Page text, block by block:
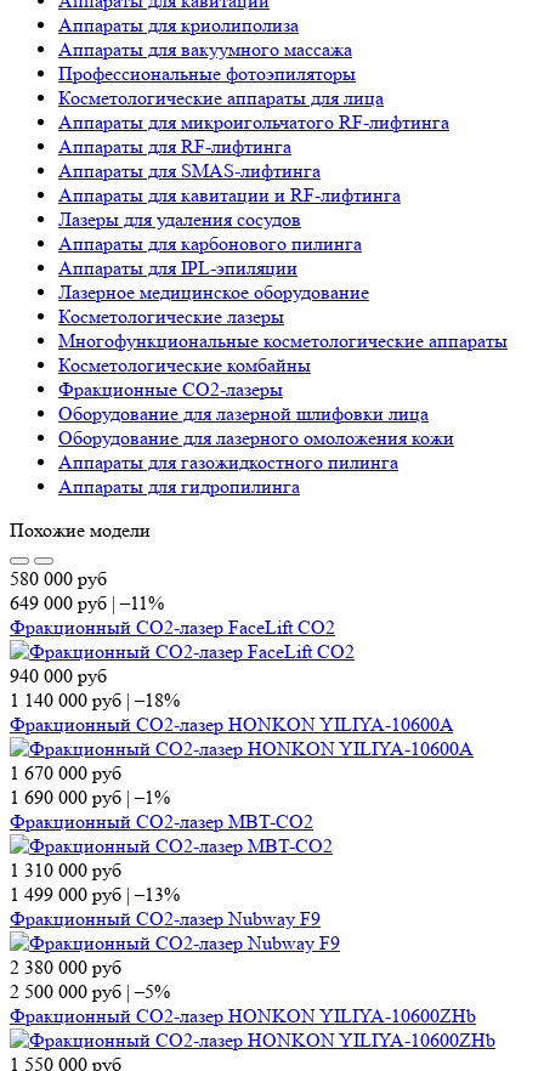
Аппараты для криолиполиза
Аппараты для вакуумного массажа
Профессиональные фотоэпиляторы
Косметологические аппараты для лица
Аппараты для микроигольчатого RF-лифтинга
Аппараты для RF-лифтинга
Аппараты для SMAS-лифтинга
Аппараты для кавитации и RF-лифтинга
Лазеры для удаления сосудов
Аппараты для карбонового пилинга
Аппараты для IPL-эпиляции
Лазерное медицинское оборудование
Косметологические лазеры
Многофункциональные косметологические аппараты
Косметологические комбайны
Фракционные СО2-лазеры
Оборудование для лазерной шлифовки лица
Оборудование для лазерного омоложения кожи
Аппараты для газожидкостного пилинга
Аппараты для гидропилинга
Похожие модели
580 000 руб
649 000 руб |–11%
Фракционный СО2-лазер FaceLift CO2
940 000 руб
1 140 000 руб |–18%
Фракционный СО2-лазер HONKON YILIYA-10600A
1 670 000 руб
1 690 000 руб |–1%
Фракционный СО2-лазер MBT-CO2
1 310 000 руб
1 499 000 руб |–13%
Фракционный СО2-лазер Nubway F9
2 380 000 руб
2 500 000 руб |–5%
Фракционный СО2-лазер HONKON YILIYA-10600ZHb
1 550 000 руб